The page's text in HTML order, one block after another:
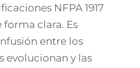
NFPA 1917
clara. Es
entre los
evolucionan y las